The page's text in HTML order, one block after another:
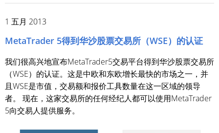
1 五月 2013
MetaTrader 5得到华沙股票交易所（WSE）的认证
我们很高兴地宣布MetaTrader5交易平台得到华沙股票交易所
（WSE）的认证。这是中欧和东欧增长最快的市场之一，并
且WSE是市值，交易额和报价工具数量在这一区域的领导
者。 现在，这家交易所的任何经纪人都可以使用MetaTrader
5向交易人提供服务。